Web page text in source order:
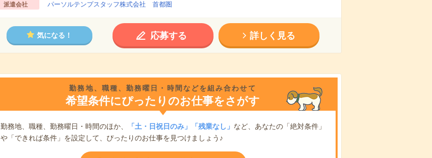
派遣会社 パーソルテンプスタッフ株式会社 首都圏
気になる！ 応募する 詳しく見る
勤務地、職種、勤務曜日・時間などを組み合わせて
希望条件にぴったりのお仕事をさがす
勤務地、職種、勤務曜日・時間のほか、 「土・日祝日のみ」「残業なし」 など、あなたの「絶対条件」
や「できれば条件」を設定して、ぴったりのお仕事を見つけましょう♪